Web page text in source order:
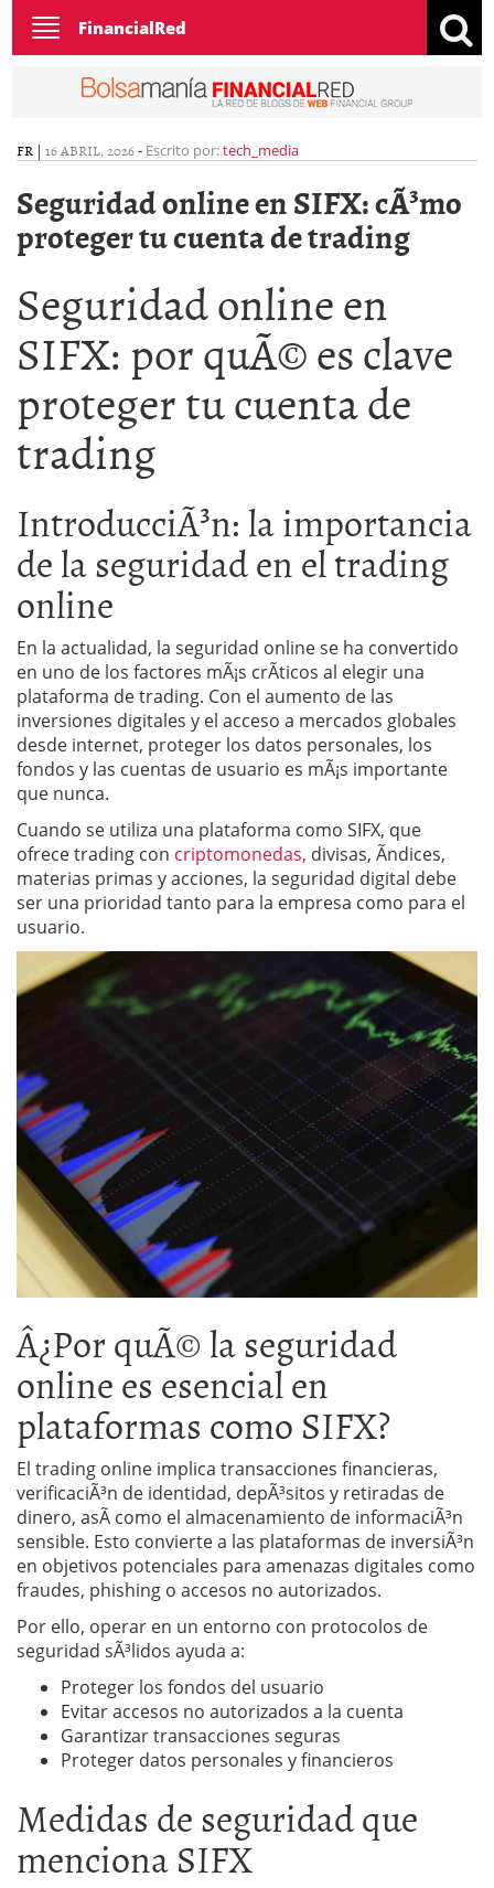
Toggle
navigation
FinancialRed
FR | 16 ABRIL, 2026- Escrito por:tech_media
Seguridad online en SIFX: cÃ³mo
proteger tu cuenta de trading
Seguridad online en
SIFX: por quÃ© es clave
proteger tu cuenta de
trading
IntroducciÃ³n: la importancia
de la seguridad en el trading
online
En la actualidad, la seguridad online se ha convertido
en uno de los factores mÃ¡s crÃ­ticos al elegir una
plataforma de trading. Con el aumento de las
inversiones digitales y el acceso a mercados globales
desde internet, proteger los datos personales, los
fondos y las cuentas de usuario es mÃ¡s importante
que nunca.
Cuando se utiliza una plataforma como SIFX, que
ofrece trading con criptomonedas, divisas, Ã­ndices,
materias primas y acciones, la seguridad digital debe
ser una prioridad tanto para la empresa como para el
usuario.
Â¿Por quÃ© la seguridad
online es esencial en
plataformas como SIFX?
El trading online implica transacciones financieras,
verificaciÃ³n de identidad, depÃ³sitos y retiradas de
dinero, asÃ­ como el almacenamiento de informaciÃ³n
sensible. Esto convierte a las plataformas de inversiÃ³n
en objetivos potenciales para amenazas digitales como
fraudes, phishing o accesos no autorizados.
Por ello, operar en un entorno con protocolos de
seguridad sÃ³lidos ayuda a:
Proteger los fondos del usuario
Evitar accesos no autorizados a la cuenta
Garantizar transacciones seguras
Proteger datos personales y financieros
Medidas de seguridad que
menciona SIFX